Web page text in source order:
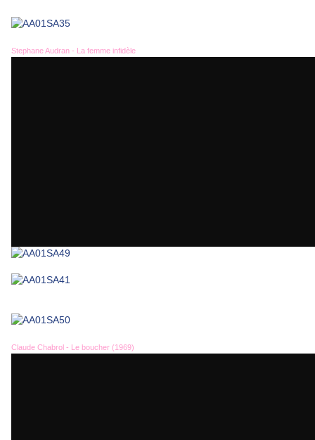
Stephane Audran - La femme infidèle
Claude Chabrol - Le boucher (1969)